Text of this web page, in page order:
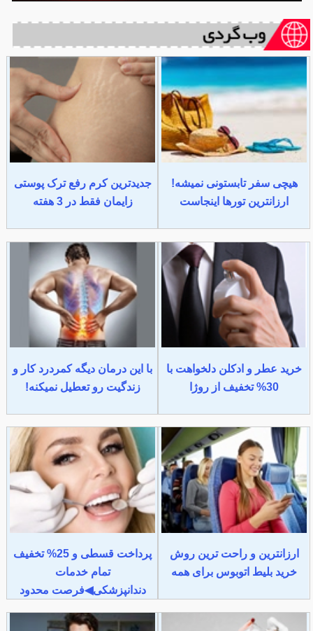
هیچی سفر تابستونی نمیشه!
ارزانترین تورها اینجاست
جدیدترین کرم رفع ترک پوستی
زایمان فقط در 3 هفته
خرید عطر و ادکلن دلخواهت با
30% تخفیف از روژا
با این درمان دیگه کمردرد کار و
زندگیت رو تعطیل نمیکنه!
ارزانترین و راحت ترین روش
خرید بلیط اتوبوس برای همه
پرداخت قسطی و 25% تخفیف
تمام خدمات
دندانپزشکی◀فرصت محدود